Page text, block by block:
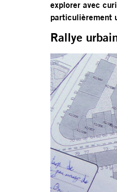
explorer avec
particulièrement
Rallye